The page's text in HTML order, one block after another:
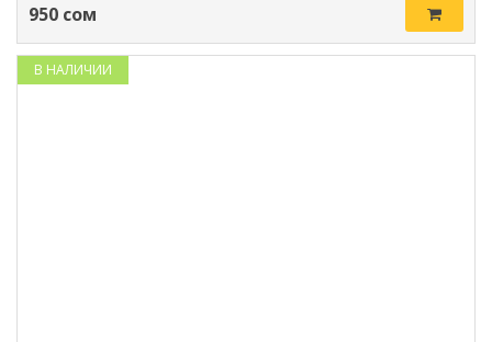
950 сом
В НАЛИЧИИ